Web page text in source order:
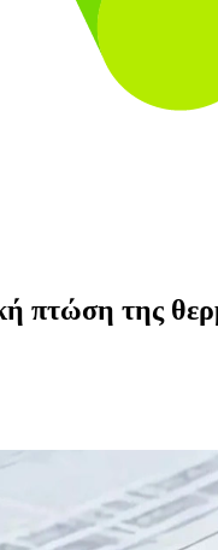
πτώση της